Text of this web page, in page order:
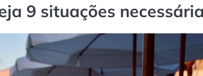
9 situações